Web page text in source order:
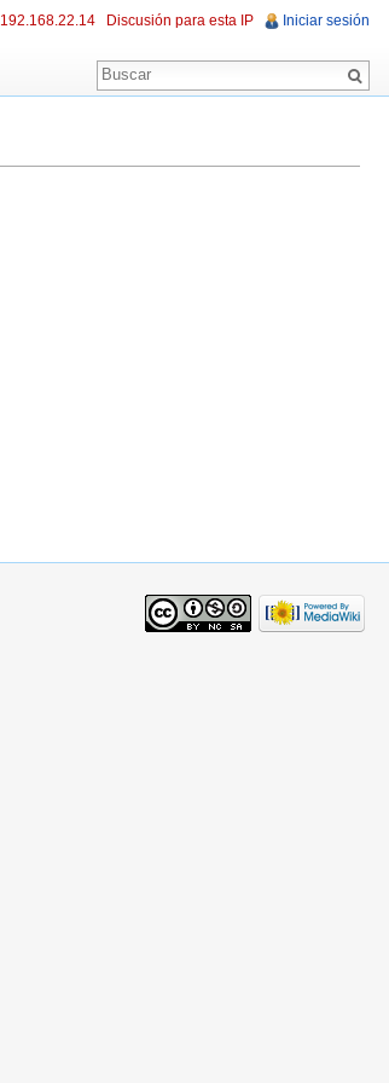
192.168.22.14 Discusión para esta IP Iniciar sesión